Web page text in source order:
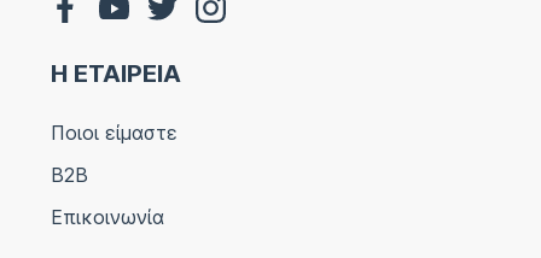
Η ΕΤΑΙΡΕΙΑ
Ποιοι είμαστε
B2B
Επικοινωνία